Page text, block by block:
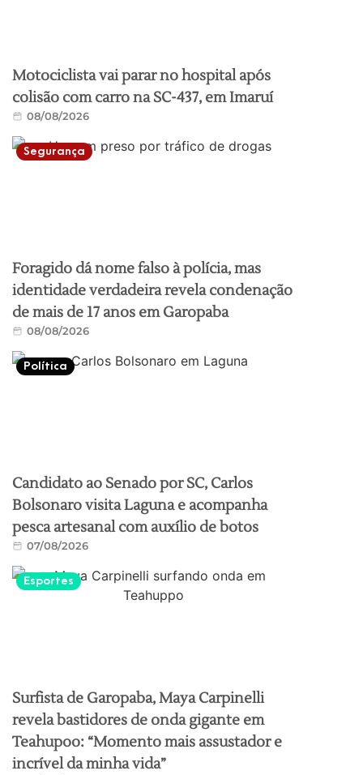
Motociclista vai parar no hospital após
colisão com carro na SC-437, em Imaruí
08/08/2026
Segurança
Foragido dá nome falso à polícia, mas
identidade verdadeira revela condenação
de mais de 17 anos em Garopaba
08/08/2026
Política
Candidato ao Senado por SC, Carlos
Bolsonaro visita Laguna e acompanha
pesca artesanal com auxílio de botos
07/08/2026
Esportes
Surfista de Garopaba, Maya Carpinelli
revela bastidores de onda gigante em
Teahupoo: “Momento mais assustador e
incrível da minha vida”